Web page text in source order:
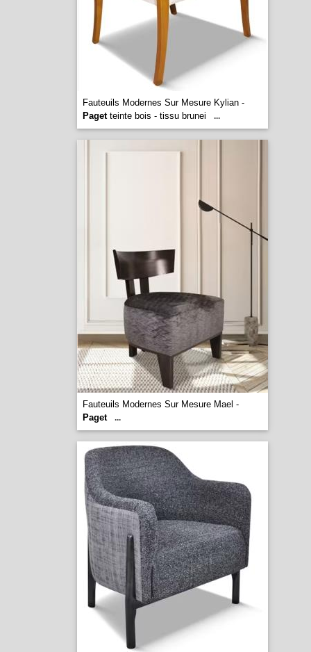
Fauteuils Modernes Sur Mesure Kylian -
Pagetteinte bois - tissu brunei ...
Fauteuils Modernes Sur Mesure Mael -
Paget
...